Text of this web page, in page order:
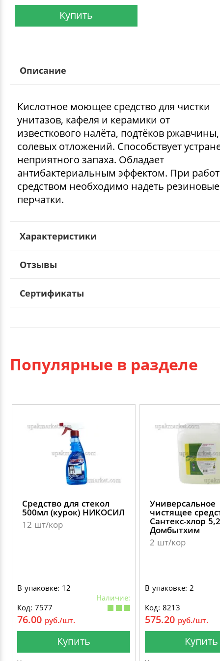
Купить
Описание
Кислотное моющее средство для чистки
унитазов, кафеля и керамики от
известкового налёта, подтёков ржавчины,
солевых отложений. Способствует
неприятного запаха. Обладает
антибактериальным эффектом. При
средством необходимо надеть резиновые
перчатки.
Характеристики
Отзывы
Сертификаты
Популярные в разделе
Средство для стекол
500мл (курок) НИКОСИЛ
12 шт/кор
В упаковке: 12
Наличие:
Код: 7577
76.00 руб./шт.
Купить
Универсальное
чистящее
Сантекс-хлор
Домбытхим
2 шт/кор
В упаковке: 2
Код: 8213
575.20 руб./шт.
Купить